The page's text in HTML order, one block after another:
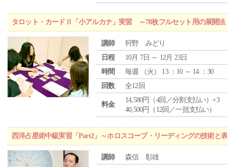
タロット・カードⅡ「小アルカナ」実習 ～78枚フルセット用の展開法
講師
狩野 みどり
日程
10月 7日 ～ 12月 23日
時間
毎週 （火 ） 13 ：10 ～ 14 ：30
回数
全12回
料金
14,580円（4回／分割支払い）×3
40,500円（12回／一括支払い）
西洋占星術中級実習「Part2」～ホロスコープ・リーディングの技術と
講師
森信 彰雄